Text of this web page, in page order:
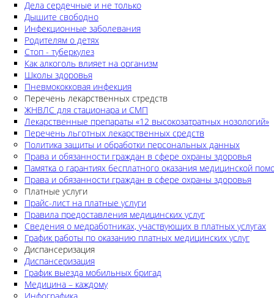
Дела сердечные и не только
Дышите свободно
Инфекционные заболевания
Родителям о детях
Стоп - туберкулез
Как алкоголь влияет на организм
Школы здоровья
Пневмококковая инфекция
Перечень лекарственных стредств
ЖНВЛС для стационара и СМП
Лекарственные препараты «12 высокозатратных нозологий»
Перечень льготных лекарственных средств
Политика защиты и обработки персональных данных
Права и обязанности граждан в сфере охраны здоровья
Памятка о гарантиях бесплатного оказания медицинской
Права и обязанности граждан в сфере охраны здоровья
Платные услуги
Прайс-лист на платные услуги
Правила предоставления медицинских услуг
Сведения о медработниках, участвующих в платных услугах
График работы по оказанию платных медицинских услуг
Диспансеризация
Диспансеризация
График выезда мобильных бригад
Медицина – каждому